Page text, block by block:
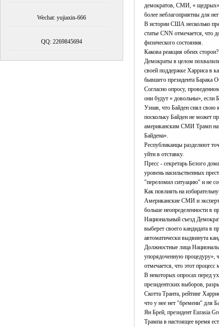
Wechat: yujiaxin-666
QQ: 2269845694
демократов, СМИ, « щедрых»
более неблагоприятны для
В истории США несколько
статье CNN отмечается, что
физического состояния.
Какова реакция обеих сторон?
Демократы в целом
своей поддержке Харриса в
бывшего президента Барака
Согласно опросу,
они будут « довольны», если
Узнав, что Байден снял свою
поскольку Байден не может
американским СМИ Трамп
Байдена».
Республиканцы разделяют
уйти в отставку.
Пресс - секретарь Белого
уровень насильственных
"переломил ситуацию" и не
Как повлиять на
Американские СМИ и
больше неопределенности в
Национальный съезд
выберет своего кандидата в
автоматически выдвинута
Должностные лица
упорядоченную процедуру»,
отмечается, что этот
В некоторых опросах перед
президентских выборов,
Скотта Транта, рейтинг
что у нее нет "бремени" для
Ян Брей, президент Eurasia
Трампа в настоящее время